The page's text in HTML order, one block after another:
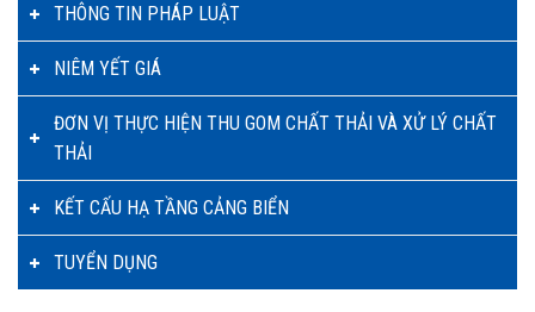
THÔNG TIN PHÁP LUẬT
NIÊM YẾT GIÁ
ĐƠN VỊ THỰC HIỆN THU GOM CHẤT THẢI VÀ XỬ LÝ CHẤT
THẢI
KẾT CẤU HẠ TẦNG CẢNG BIỂN
TUYỂN DỤNG